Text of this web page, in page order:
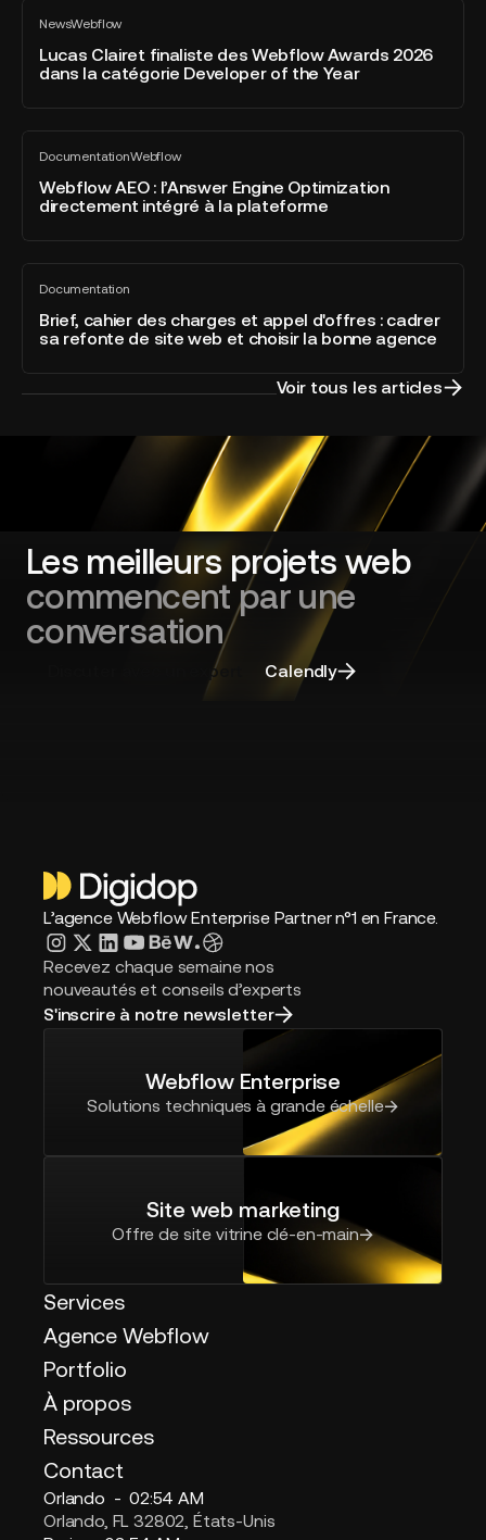
NewsWebflow
Tout
voir
Lucas Clairet finaliste des Webflow Awards 2026
dans la catégorie Developer of the Year
Lucas
Clairet
finaliste
des
dans
catégorie
Developer
of
the
DocumentationWebflow
Tout
voir
Webflow AEO : l’Answer Engine Optimization
directement intégré à la plateforme
Webflow
AEO
l’Answer
intégré
plateforme
Documentation
Tout
voir
Brief, cahier des charges et appel d'offres : cadrer
sa refonte de site web et choisir la bonne agence
Brief,
cahier
des
charges
site
web
et
choisir
la
Voir tous les articles
Les meilleurs projets web
commencent par une
conversation
Discuter avec un expert Calendly
L’agence Webflow Enterprise Partner n°1 en France.
Recevez chaque semaine nos
nouveautés et conseils d’experts
S'inscrire à notre newsletter
Webflow Enterprise
Solutions techniques à grande échelle
Site web marketing
Offre de site vitrine clé-en-main
Services
Agence Webflow
Portfolio
À propos
Ressources
Contact
Orlando -02:54 AM
Orlando, FL 32802, États-Unis